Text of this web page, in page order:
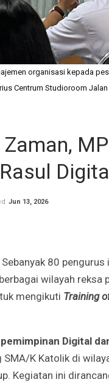
organisasi kepada
Centrum Studioroom
Jun 13, 2026
80
wilayah reksa
mengikuti Training
Digital
K Katolik di
Kegiatan ini